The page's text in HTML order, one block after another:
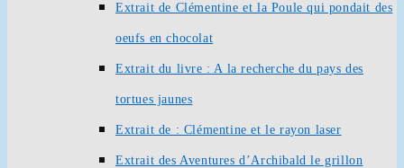
Extrait de Clémentine et la Poule qui pondait des
oeufs en chocolat
Extrait du livre : A la recherche du pays des
tortues jaunes
Extrait de : Clémentine et le rayon laser
Extrait des Aventures d’Archibald le grillon